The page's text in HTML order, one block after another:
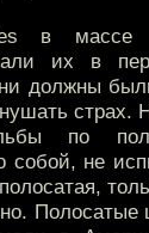
в
их в
должны
страх.
по
собой, не
Полосатые